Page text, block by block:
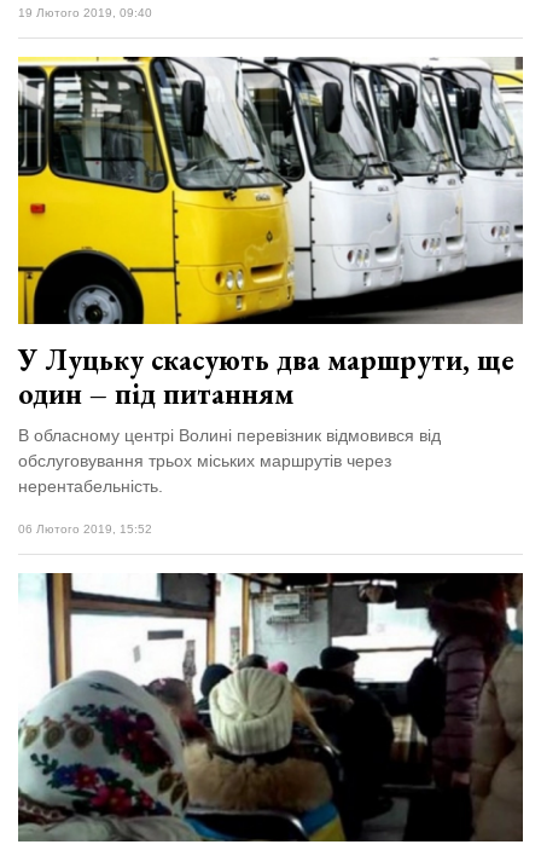
19 Лютого 2019, 09:40
У Луцьку скасують два маршрути, ще
один – під питанням
В обласному центрі Волині перевізник відмовився від
обслуговування трьох міських маршрутів через
нерентабельність.
06 Лютого 2019, 15:52